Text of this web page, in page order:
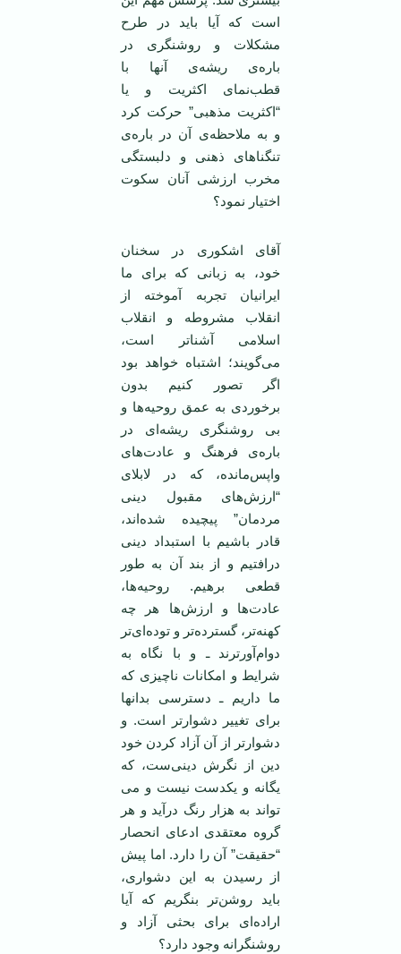
است که آیا باید در طرح
مشکلات و روشنگری در
باره‌ی ریشه‌ی آنها با
قطب‌نمای اکثریت و یا
“اکثریت مذهبی” حرکت کرد
و به ملاحظه‌ی آن در باره‌ی
تنگناهای ذهنی و دلبستگی
مخرب ارزشی آنان سکوت
اختیار نمود؟
آقای اشکوری در سخنان
خود، به زبانی که برای ما
ایرانیان تجربه آموخته از
انقلاب مشروطه و انقلاب
اسلامی آشناتر است،
می‌گویند؛ اشتباه خواهد بود
اگر تصور کنیم بدون
برخوردی به عمق روحیه‌ها و
بی روشنگری ریشه‌ای در
باره‌ی فرهنگ و عادت‌های
واپس‌مانده، که در لابلای
“ارزش‌های مقبول دینی
مردمان” پیچیده شده‌اند،
قادر باشیم با استبداد دینی
درافتیم و از بند آن به طور
قطعی برهیم. روحیه‌ها،
عادت‌ها و ارزش‌ها هر چه
کهنه‌تر، گسترده‌تر و توده‌ای‌تر
دوام‌آورترند ـ و با نگاه به
شرایط و امکانات ناچیزی که
ما داریم ـ دسترسی بدانها
برای تغییر دشوارتر است. و
دشوارتر از آن آزاد کردن خود
دین از نگرش دینی‌ست، که
یگانه و یکدست نیست و می
تواند به هزار رنگ درآید و هر
گروه معتقدی ادعای انحصار
“حقیقت” آن را دارد. اما پیش
از رسیدن به این دشواری،
باید روشن‌تر بنگریم که آیا
اراده‌‌ای برای بحثی آزاد و
روشنگرانه وجود دارد؟